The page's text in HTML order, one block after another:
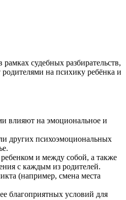
судебных разбирательств,
на психику ребёнка и
влияют на эмоциональное и
других психоэмоциональных
и между собой, а также
с каждым из родителей.
(например, смена места
благоприятных условий для